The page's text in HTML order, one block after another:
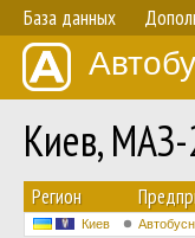
База данных
Киев,
Регион
Киев